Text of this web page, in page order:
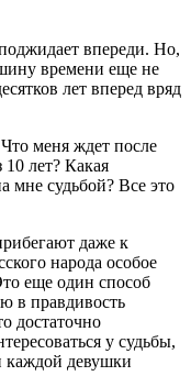
впереди. Но,
времени еще не
лет вперед вряд
меня ждет после
лет? Какая
мне судьбой? Все это
даже к
народа особое
еще один способ
в правдивость
достаточно
у судьбы,
каждой девушки